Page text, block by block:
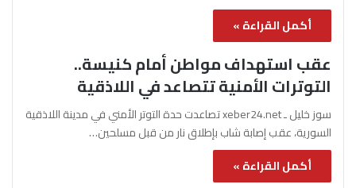
أكمل القراءة »
عقب استهداف مواطن أمام كنيسة..
التوترات الأمنية تتصاعد في اللاذقية
سوز خليل ـ xeber24.net تصاعدت حدة التوتر الأمني في مدينة اللاذقية
السورية، عقب إصابة شاب بإطلاق نار من قبل مسلحين…
أكمل القراءة »